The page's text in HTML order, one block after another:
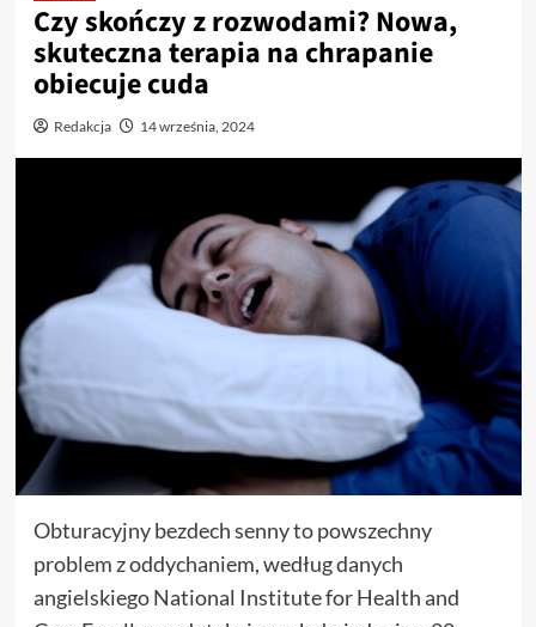
Czy skończy z rozwodami? Nowa,
skuteczna terapia na chrapanie
obiecuje cuda
Redakcja 14 września, 2024
Obturacyjny bezdech senny to powszechny
problem z oddychaniem, według danych
angielskiego National Institute for Health and